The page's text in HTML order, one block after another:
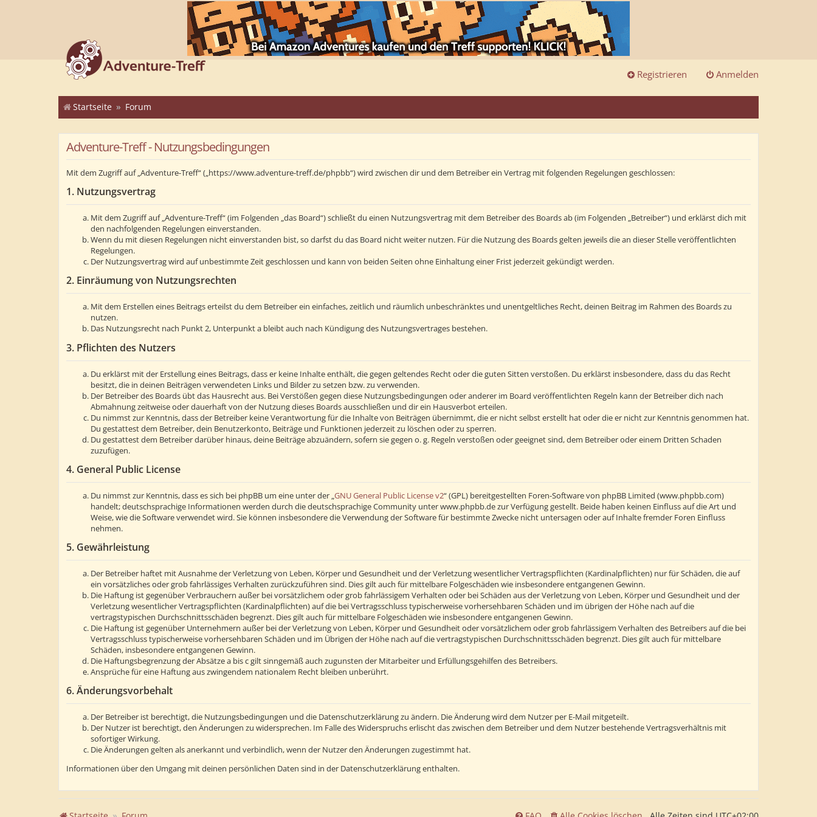
Anmelden
Registrieren
Startseite Forum
Adventure-Treff - Nutzungsbedingungen
Mit dem Zugriff auf „Adventure-Treff“ („https://www.adventure-treff.de/phpbb“) wird zwischen dir und dem Betreiber ein Vertrag mit folgenden Regelungen geschlossen:
1. Nutzungsvertrag
Mit dem Zugriff auf „Adventure-Treff“ (im Folgenden „das Board“) schließt du einen Nutzungsvertrag mit dem Betreiber des Boards ab (im Folgenden „Betreiber“) und erklärst dich mit
den nachfolgenden Regelungen einverstanden.
Wenn du mit diesen Regelungen nicht einverstanden bist, so darfst du das Board nicht weiter nutzen. Für die Nutzung des Boards gelten jeweils die an dieser Stelle veröffentlichten
Regelungen.
Der Nutzungsvertrag wird auf unbestimmte Zeit geschlossen und kann von beiden Seiten ohne Einhaltung einer Frist jederzeit gekündigt werden.
2. Einräumung von Nutzungsrechten
Mit dem Erstellen eines Beitrags erteilst du dem Betreiber ein einfaches, zeitlich und räumlich unbeschränktes und unentgeltliches Recht, deinen Beitrag im Rahmen des Boards zu
nutzen.
Das Nutzungsrecht nach Punkt 2, Unterpunkt a bleibt auch nach Kündigung des Nutzungsvertrages bestehen.
3. Pflichten des Nutzers
Du erklärst mit der Erstellung eines Beitrags, dass er keine Inhalte enthält, die gegen geltendes Recht oder die guten Sitten verstoßen. Du erklärst insbesondere, dass du das Recht
besitzt, die in deinen Beiträgen verwendeten Links und Bilder zu setzen bzw. zu verwenden.
Der Betreiber des Boards übt das Hausrecht aus. Bei Verstößen gegen diese Nutzungsbedingungen oder anderer im Board veröffentlichten Regeln kann der Betreiber dich nach
Abmahnung zeitweise oder dauerhaft von der Nutzung dieses Boards ausschließen und dir ein Hausverbot erteilen.
Du nimmst zur Kenntnis, dass der Betreiber keine Verantwortung für die Inhalte von Beiträgen übernimmt, die er nicht selbst erstellt hat oder die er nicht zur Kenntnis genommen hat.
Du gestattest dem Betreiber, dein Benutzerkonto, Beiträge und Funktionen jederzeit zu löschen oder zu sperren.
Du gestattest dem Betreiber darüber hinaus, deine Beiträge abzuändern, sofern sie gegen o. g. Regeln verstoßen oder geeignet sind, dem Betreiber oder einem Dritten Schaden
zuzufügen.
4. General Public License
Du nimmst zur Kenntnis, dass es sich bei phpBB um eine unter der „GNU General Public License v2“ (GPL) bereitgestellten Foren-Software von phpBB Limited (www.phpbb.com)
handelt; deutschsprachige Informationen werden durch die deutschsprachige Community unter www.phpbb.de zur Verfügung gestellt. Beide haben keinen Einfluss auf die Art und
Weise, wie die Software verwendet wird. Sie können insbesondere die Verwendung der Software für bestimmte Zwecke nicht untersagen oder auf Inhalte fremder Foren Einfluss
nehmen.
5. Gewährleistung
Der Betreiber haftet mit Ausnahme der Verletzung von Leben, Körper und Gesundheit und der Verletzung wesentlicher Vertragspflichten (Kardinalpflichten) nur für Schäden, die auf
ein vorsätzliches oder grob fahrlässiges Verhalten zurückzuführen sind. Dies gilt auch für mittelbare Folgeschäden wie insbesondere entgangenen Gewinn.
Die Haftung ist gegenüber Verbrauchern außer bei vorsätzlichem oder grob fahrlässigem Verhalten oder bei Schäden aus der Verletzung von Leben, Körper und Gesundheit und der
Verletzung wesentlicher Vertragspflichten (Kardinalpflichten) auf die bei Vertragsschluss typischerweise vorhersehbaren Schäden und im übrigen der Höhe nach auf die
vertragstypischen Durchschnittsschäden begrenzt. Dies gilt auch für mittelbare Folgeschäden wie insbesondere entgangenen Gewinn.
Die Haftung ist gegenüber Unternehmern außer bei der Verletzung von Leben, Körper und Gesundheit oder vorsätzlichem oder grob fahrlässigem Verhalten des Betreibers auf die bei
Vertragsschluss typischerweise vorhersehbaren Schäden und im Übrigen der Höhe nach auf die vertragstypischen Durchschnittsschäden begrenzt. Dies gilt auch für mittelbare
Schäden, insbesondere entgangenen Gewinn.
Die Haftungsbegrenzung der Absätze a bis c gilt sinngemäß auch zugunsten der Mitarbeiter und Erfüllungsgehilfen des Betreibers.
Ansprüche für eine Haftung aus zwingendem nationalem Recht bleiben unberührt.
6. Änderungsvorbehalt
Der Betreiber ist berechtigt, die Nutzungsbedingungen und die Datenschutzerklärung zu ändern. Die Änderung wird dem Nutzer per E-Mail mitgeteilt.
Der Nutzer ist berechtigt, den Änderungen zu widersprechen. Im Falle des Widerspruchs erlischt das zwischen dem Betreiber und dem Nutzer bestehende Vertragsverhältnis mit
sofortiger Wirkung.
Die Änderungen gelten als anerkannt und verbindlich, wenn der Nutzer den Änderungen zugestimmt hat.
Informationen über den Umgang mit deinen persönlichen Daten sind in der Datenschutzerklärung enthalten.